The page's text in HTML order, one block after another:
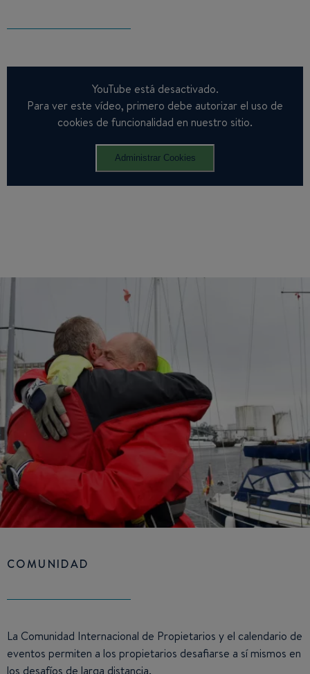
YouTube está desactivado.
Para ver este vídeo, primero debe autorizar el uso de
cookies de funcionalidad en nuestro sitio.
Administrar Cookies
COMUNIDAD
La Comunidad Internacional de Propietarios y el calendario de
eventos permiten a los propietarios desafiarse a sí mismos en
los desafíos de larga distancia.